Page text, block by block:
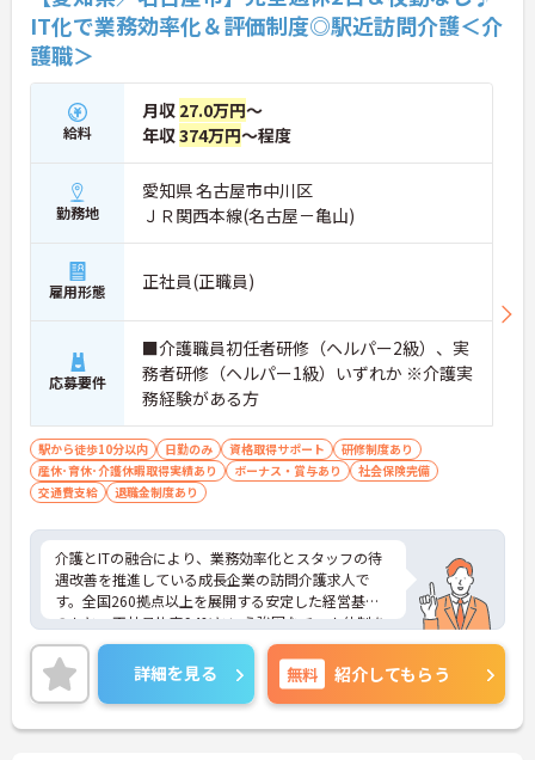
IT化で業務効率化＆評価制度◎駅近訪問介護＜介
護職＞
給料
月収 27.0万円～
年収374万円～程度
勤務地
愛知県 名古屋市中川区
ＪＲ関西本線(名古屋－亀山)
雇用形態 正社員(正職員)
応募要件
■介護職員初任者研修（ヘルパー2級）、実
務者研修（ヘルパー1級）いずれか ※介護実
務経験がある方
駅から徒歩10分以内 日勤のみ 資格取得サポート
研修制度あり
産休･育休･介護休暇取得実績あり
ボーナス・賞与あり
社会保険完備
交通費支給
退職金制度あり
介護とITの融合により、業務効率化とスタッフの待
遇改善を推進している成長企業の訪問介護求人で
す。全国260拠点以上を展開する安定した経営基盤
のもと、正社員比率94%という強固なチーム体制を
構築しています。資格手当や年2回の評価面談など、
専門資格と成果が収入に直結する仕組みが整ってい
ます。夜勤なしの完全週休2日制（曜日固定）を採用
し、日々の記録業務はスマートフォンで完結するた
め、施設勤務特有の不規則なシフトや煩雑な事務作
詳細を見る 無料 紹介してもらう